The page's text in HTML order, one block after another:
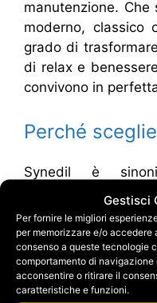
Gestisci
Per fornire le migliori
per memorizzare e/o
consenso a queste tecnologie
comportamento di navigazione
acconsentire o ritirare il
caratteristiche e funzioni.
manutenzione.
moderno, classico
grado di
di relax e
convivono in
Perché
Synedil è
professionalità .
tecnici
garantisce interventi
i tempi e il
fornisce un
ogni aspetto